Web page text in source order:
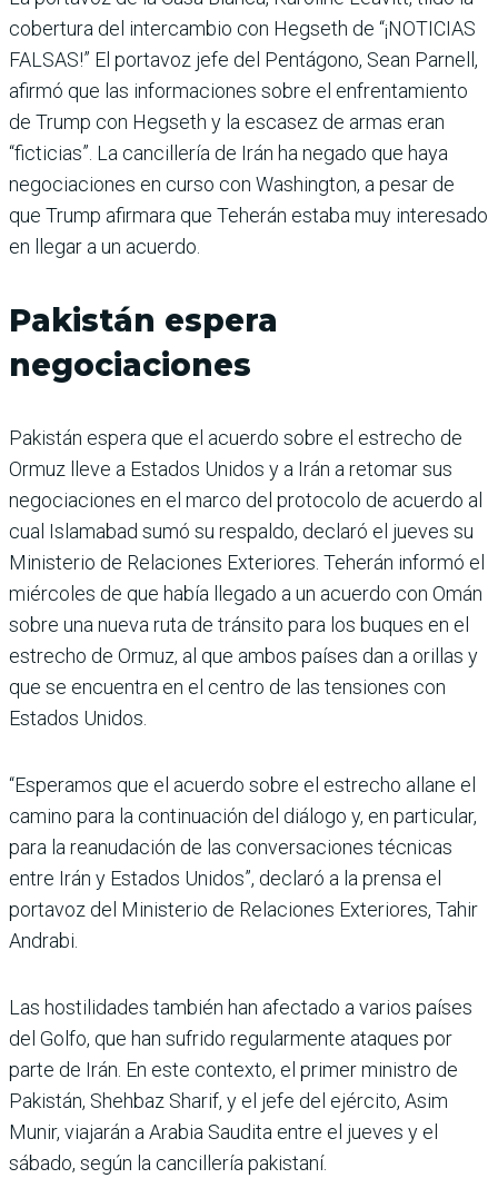
cobertura del intercambio con Hegseth de “¡NOTICIAS
FALSAS!” El portavoz jefe del Pentágono, Sean Parnell,
afirmó que las informaciones sobre el enfrentamiento
de Trump con Hegseth y la escasez de armas eran
“ficticias”. La cancillería de Irán ha negado que haya
negociaciones en curso con Washington, a pesar de
que Trump afirmara que Teherán estaba muy interesado
en llegar a un acuerdo.
Pakistán espera
negociaciones
Pakistán espera que el acuerdo sobre el estrecho de
Ormuz lleve a Estados Unidos y a Irán a retomar sus
negociaciones en el marco del protocolo de acuerdo al
cual Islamabad sumó su respaldo, declaró el jueves su
Ministerio de Relaciones Exteriores. Teherán informó el
miércoles de que había llegado a un acuerdo con Omán
sobre una nueva ruta de tránsito para los buques en el
estrecho de Ormuz, al que ambos países dan a orillas y
que se encuentra en el centro de las tensiones con
Estados Unidos.
“Esperamos que el acuerdo sobre el estrecho allane el
camino para la continuación del diálogo y, en particular,
para la reanudación de las conversaciones técnicas
entre Irán y Estados Unidos”, declaró a la prensa el
portavoz del Ministerio de Relaciones Exteriores, Tahir
Andrabi.
Las hostilidades también han afectado a varios países
del Golfo, que han sufrido regularmente ataques por
parte de Irán. En este contexto, el primer ministro de
Pakistán, Shehbaz Sharif, y el jefe del ejército, Asim
Munir, viajarán a Arabia Saudita entre el jueves y el
sábado, según la cancillería pakistaní.